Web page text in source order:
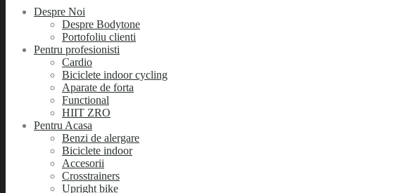
Despre Noi
Despre Bodytone
Portofoliu clienti
Pentru profesionisti
Cardio
Biciclete indoor cycling
Aparate de forta
Functional
HIIT ZRO
Pentru Acasa
Benzi de alergare
Biciclete indoor
Accesorii
Crosstrainers
Upright bike